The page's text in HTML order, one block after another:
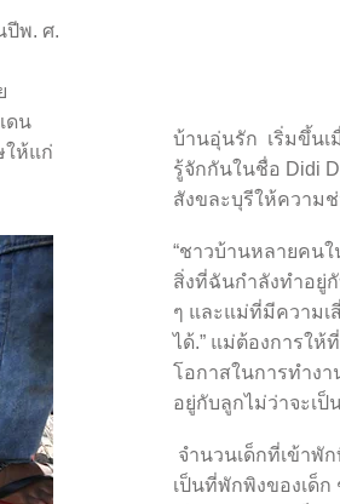
บ้านอุ่นรัก เริ่มขึ้นเ
รู้จักกันในชื่อ Didi
สังขละบุรีให้ความ
“ชาวบ้านหลายคน
สิ่งที่ฉันกำลังทำอยู่
ๆ และแม่ที่มีความ
ได้.” แม่ต้องการใ
โอกาสในการทำงา
อยู่กับลูกไม่ว่าจะเป็
จำนวนเด็กที่เข้าพั
เป็นที่พักพิงของเด็
ปีพ. ศ.
ดน
ให้แก่